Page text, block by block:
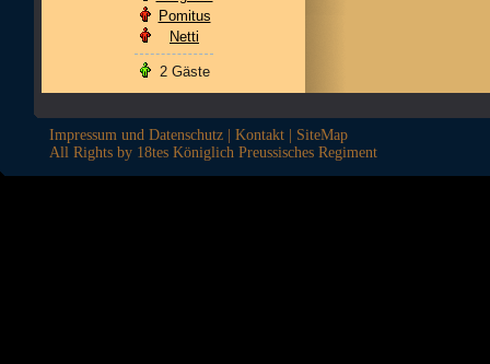
Pomitus
Netti
2 Gäste
Impressum und Datenschutz Kontakt
SiteMap
All Rights by 18tes Königlich Preussisches Regiment